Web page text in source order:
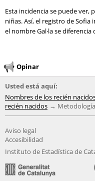
Esta incidencia se puede ver,
niñas. Así, el registro de
el nombre Gal·la se diferencia
Opinar
Usted está aquí:
Nombres de los recién
recién nacidos
Metodología
Aviso legal
Accesibilidad
Instituto de Estadística de